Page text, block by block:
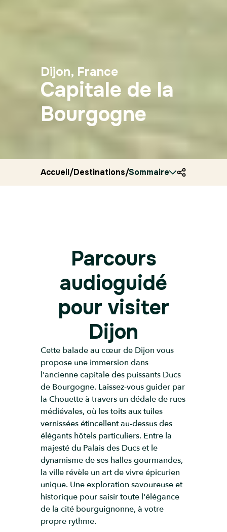
Dijon, France
Capitale de la
Bourgogne
Accueil/Destinations/France/Ryocity
Sommaire
Parcours
audioguidé
pour visiter
Dijon
Cette balade au cœur de Dijon vous
propose une immersion dans
l'ancienne capitale des puissants Ducs
de Bourgogne. Laissez-vous guider par
la Chouette à travers un dédale de rues
médiévales, où les toits aux tuiles
vernissées étincellent au-dessus des
élégants hôtels particuliers. Entre la
majesté du Palais des Ducs et le
dynamisme de ses halles gourmandes,
la ville révèle un art de vivre épicurien
unique. Une exploration savoureuse et
historique pour saisir toute l'élégance
de la cité bourguignonne, à votre
propre rythme.